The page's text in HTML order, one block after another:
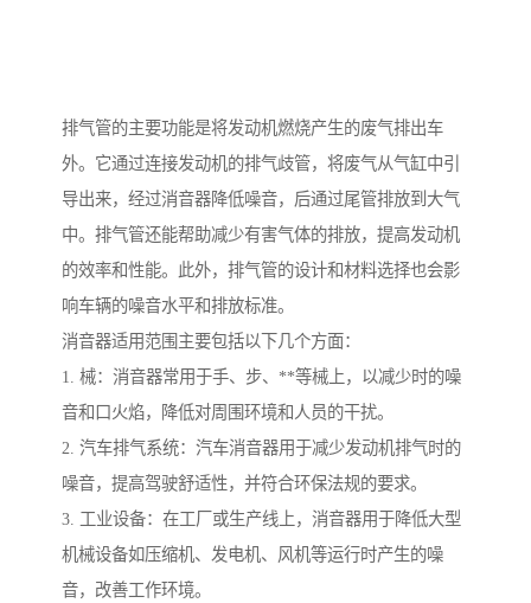
排气管的主要功能是将发动机燃烧产生的废气排出车
外。它通过连接发动机的排气歧管，将废气从气缸中引
导出来，经过消音器降低噪音，后通过尾管排放到大气
中。排气管还能帮助减少有害气体的排放，提高发动机
的效率和性能。此外，排气管的设计和材料选择也会影
响车辆的噪音水平和排放标准。
消音器适用范围主要包括以下几个方面：
1. 械：消音器常用于手、步、**等械上，以减少时的噪
音和口火焰，降低对周围环境和人员的干扰。
2. 汽车排气系统：汽车消音器用于减少发动机排气时的
噪音，提高驾驶舒适性，并符合环保法规的要求。
3. 工业设备：在工厂或生产线上，消音器用于降低大型
机械设备如压缩机、发电机、风机等运行时产生的噪
音，改善工作环境。